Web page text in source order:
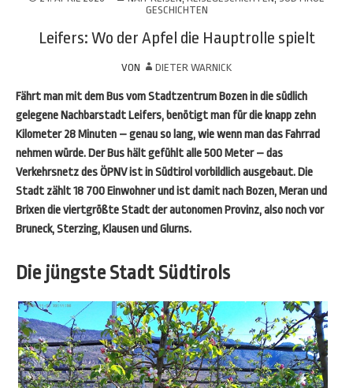
GESCHICHTEN
Leifers: Wo der Apfel die Hauptrolle spielt
VON DIETER WARNICK
Fährt man mit dem Bus vom Stadtzentrum Bozen in die südlich
gelegene Nachbarstadt Leifers, benötigt man für die knapp zehn
Kilometer 28 Minuten – genau so lang, wie wenn man das Fahrrad
nehmen würde. Der Bus hält gefühlt alle 500 Meter – das
Verkehrsnetz des ÖPNV ist in Südtirol vorbildlich ausgebaut. Die
Stadt zählt 18 700 Einwohner und ist damit nach Bozen, Meran und
Brixen die viertgrößte Stadt der autonomen Provinz, also noch vor
Bruneck, Sterzing, Klausen und Glurns.
Die jüngste Stadt Südtirols